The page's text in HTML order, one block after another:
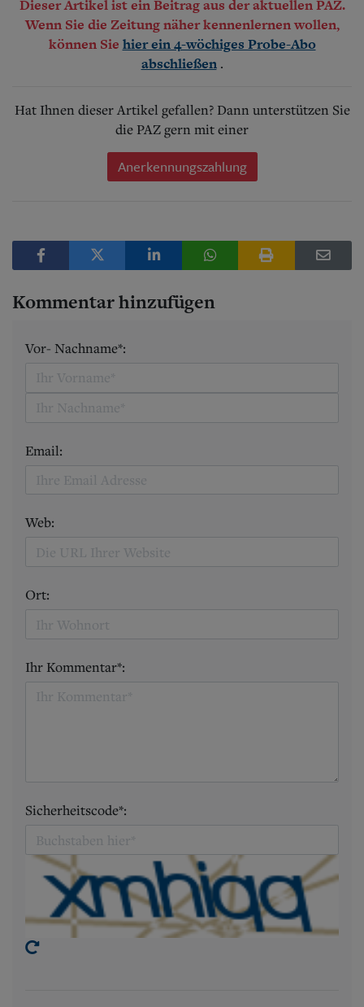
Dieser Artikel ist ein Beitrag aus der aktuellen PAZ.
Wenn Sie die Zeitung näher kennenlernen wollen,
können Sie hier ein 4-wöchiges Probe-Abo
abschließen .
Hat Ihnen dieser Artikel gefallen? Dann unterstützen Sie
die PAZ gern mit einer
Anerkennungszahlung
Kommentar hinzufügen
Vor- Nachname*:
Email:
Web:
Ort:
Ihr Kommentar*:
Sicherheitscode*: